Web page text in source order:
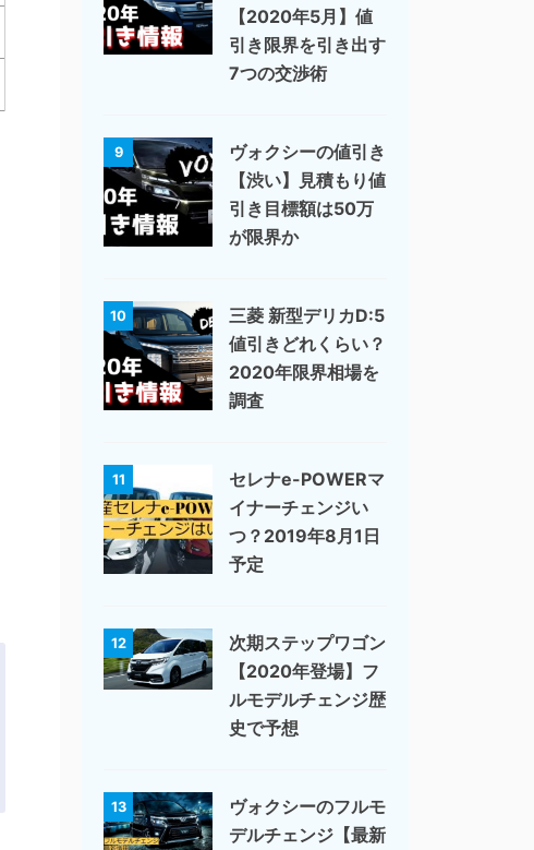
【2020年5月】値
引き限界を引き出す
7つの交渉術
9
ヴォクシーの値引き
【渋い】見積もり値
引き目標額は50万
が限界か
10
三菱 新型デリカD:5
値引きどれくらい？
2020年限界相場を
調査
11
セレナe-POWERマ
イナーチェンジい
つ？2019年8月1日
予定
12
次期ステップワゴン
【2020年登場】フ
ルモデルチェンジ歴
史で予想
13
ヴォクシーのフルモ
デルチェンジ【最新